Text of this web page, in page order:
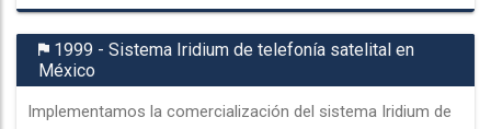
1999 - Sistema Iridium de telefonía satelital en
México
Implementamos la comercialización del sistema Iridium de